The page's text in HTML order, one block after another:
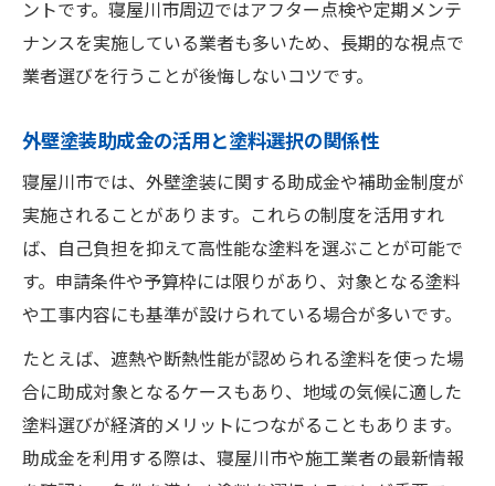
ト
外壁塗装助成金申請に適した塗料選び方
ントです。寝屋川市周辺ではアフター点検や定期メンテ
ナンスを実施している業者も多いため、長期的な視点で
業者選びを行うことが後悔しないコツです。
外壁塗装助成金の活用と塗料選択の関係性
寝屋川市では、外壁塗装に関する助成金や補助金制度が
実施されることがあります。これらの制度を活用すれ
ば、自己負担を抑えて高性能な塗料を選ぶことが可能で
す。申請条件や予算枠には限りがあり、対象となる塗料
や工事内容にも基準が設けられている場合が多いです。
たとえば、遮熱や断熱性能が認められる塗料を使った場
合に助成対象となるケースもあり、地域の気候に適した
塗料選びが経済的メリットにつながることもあります。
助成金を利用する際は、寝屋川市や施工業者の最新情報